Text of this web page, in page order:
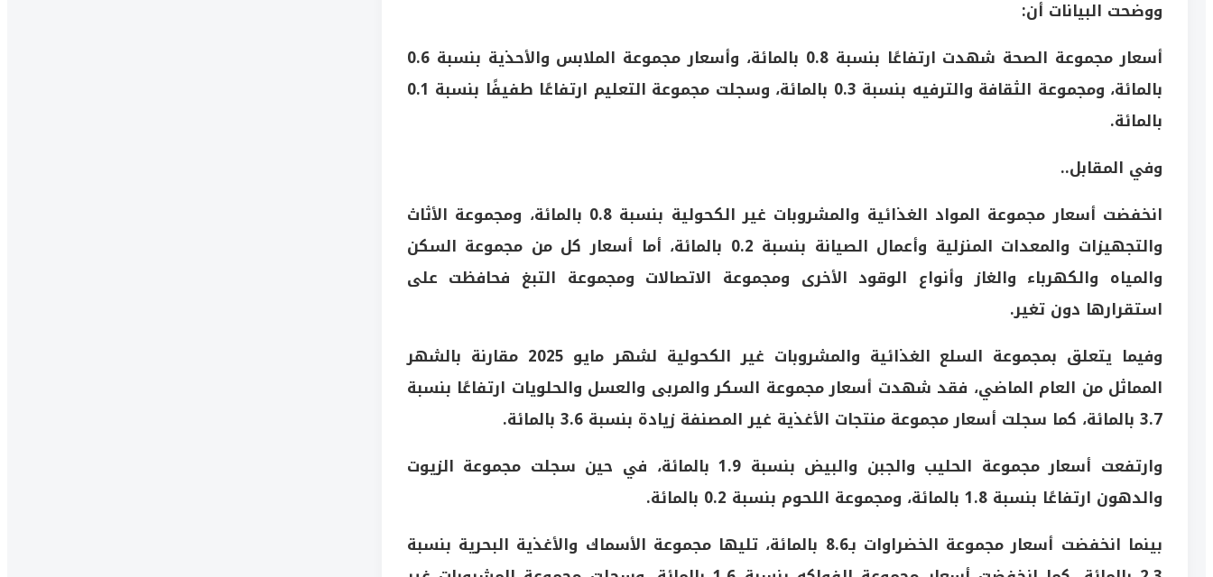
ووضحت البيانات أن:
أسعار مجموعة الصحة شهدت ارتفاعًا بنسبة 0.8 بالمائة، وأسعار مجموعة الملابس والأحذية
بنسبة 0.6
بالمائة، ومجموعة الثقافة والترفيه بنسبة 0.3 بالمائة، وسجلت مجموعة التعليم
ارتفاعًا طفيفًا بنسبة 0.1
بالمائة.
وفي المقابل..
انخفضت أسعار مجموعة المواد الغذائية والمشروبات غير الكحولية بنسبة 0.8 بالمائة،
ومجموعة الأثاث
والتجهيزات والمعدات المنزلية وأعمال الصيانة
بنسبة 0.2 بالمائة، أما أسعار كل من مجموعة السكن
والمياه والكهرباء والغاز وأنواع الوقود الأخرى ومجموعة الاتصالات ومجموعة التبغ فحافظت على
استقرارها دون تغير.
وفيما يتعلق بمجموعة السلع الغذائية والمشروبات غير الكحولية لشهر مايو 2025 مقارنة بالشهر
المماثل من العام الماضي، فقد شهدت أسعار مجموعة السكر والمربى والعسل والحلويات ارتفاعًا بنسبة
3.7 بالمائة، كما سجلت أسعار مجموعة منتجات الأغذية غير المصنفة زيادة بنسبة 3.6 بالمائة.
وارتفعت أسعار مجموعة الحليب والجبن والبيض بنسبة 1.9 بالمائة، في حين سجلت مجموعة الزيوت
والدهون ارتفاعًا بنسبة 1.8 بالمائة، ومجموعة اللحوم بنسبة 0.2 بالمائة.
بينما انخفضت أسعار مجموعة الخضراوات بـ8.6 بالمائة، تليها مجموعة الأسماك والأغذية البحرية بنسبة